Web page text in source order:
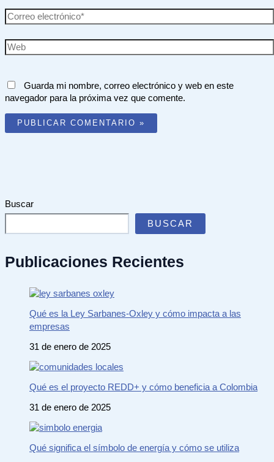
Correo
electrónico*
Web
Guarda mi nombre, correo electrónico y web en este
navegador para la próxima vez que comente.
Buscar
BUSCAR
Publicaciones Recientes
Qué es la Ley Sarbanes-Oxley y cómo impacta a las
empresas
31 de enero de 2025
Qué es el proyecto REDD+ y cómo beneficia a Colombia
31 de enero de 2025
Qué significa el símbolo de energía y cómo se utiliza